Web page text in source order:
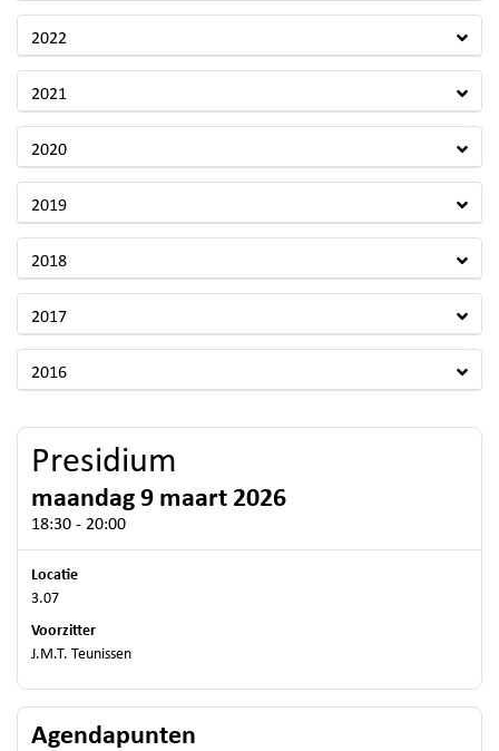
2022
2021
2020
2019
2018
2017
2016
Presidium
maandag 9 maart 2026
18:30 - 20:00
Locatie
3.07
Voorzitter
J.M.T. Teunissen
Agendapunten